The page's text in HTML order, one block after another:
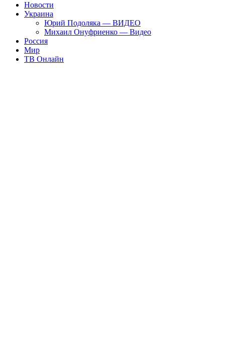
Новости
Украина
Юрий Подоляка — ВИДЕО
Михаил Онуфриенко — Видео
Россия
Мир
ТВ Онлайн